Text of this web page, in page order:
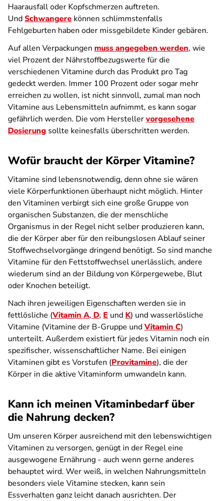
Haarausfall oder Kopfschmerzen auftreten.
UndSchwangere können schlimmstenfalls
Fehlgeburten haben oder missgebildete Kinder gebären.
Auf allen Verpackungen muss angegeben werden, wie
viel Prozent der Nährstoffbezugswerte für die
verschiedenen Vitamine durch das Produkt pro Tag
gedeckt werden. Immer 100 Prozent oder sogar mehr
erreichen zu wollen, ist nicht sinnvoll, zumal man noch
Vitamine aus Lebensmitteln aufnimmt, es kann sogar
gefährlich werden. Die vom Herstellervorgesehene
Dosierung sollte keinesfalls überschritten werden.
Wofür braucht der Körper Vitamine?
Vitamine sind lebensnotwendig, denn ohne sie wären
viele Körperfunktionen überhaupt nicht möglich. Hinter
den Vitaminen verbirgt sich eine große Gruppe von
organischen Substanzen, die der menschliche
Organismus in der Regel nicht selber produzieren kann,
die der Körper aber für den reibungslosen Ablauf seiner
Stoffwechselvorgänge dringend benötigt. So sind manche
Vitamine für den Fettstoffwechsel unerlässlich, andere
wiederum sind an der Bildung von Körpergewebe, Blut
oder Knochen beteiligt.
Nach ihren jeweiligen Eigenschaften werden sie in
fettlösliche (Vitamin A, D, E und K) und wasserlösliche
Vitamine (Vitamine der B-Gruppe undVitamin C)
unterteilt. Außerdem existiert für jedes Vitamin noch ein
spezifischer, wissenschaftlicher Name. Bei einigen
Vitaminen gibt es Vorstufen (Provitamine), die der
Körper in die aktive Vitaminform umwandeln kann.
Kann ich meinen Vitaminbedarf über
die Nahrung decken?
Um unseren Körper ausreichend mit den lebenswichtigen
Vitaminen zu versorgen, genügt in der Regel eine
ausgewogene Ernährung - auch wenn gerne anderes
behauptet wird. Wer weiß, in welchen Nahrungsmitteln
besonders viele Vitamine stecken, kann sein
Essverhalten ganz leicht danach ausrichten. Der